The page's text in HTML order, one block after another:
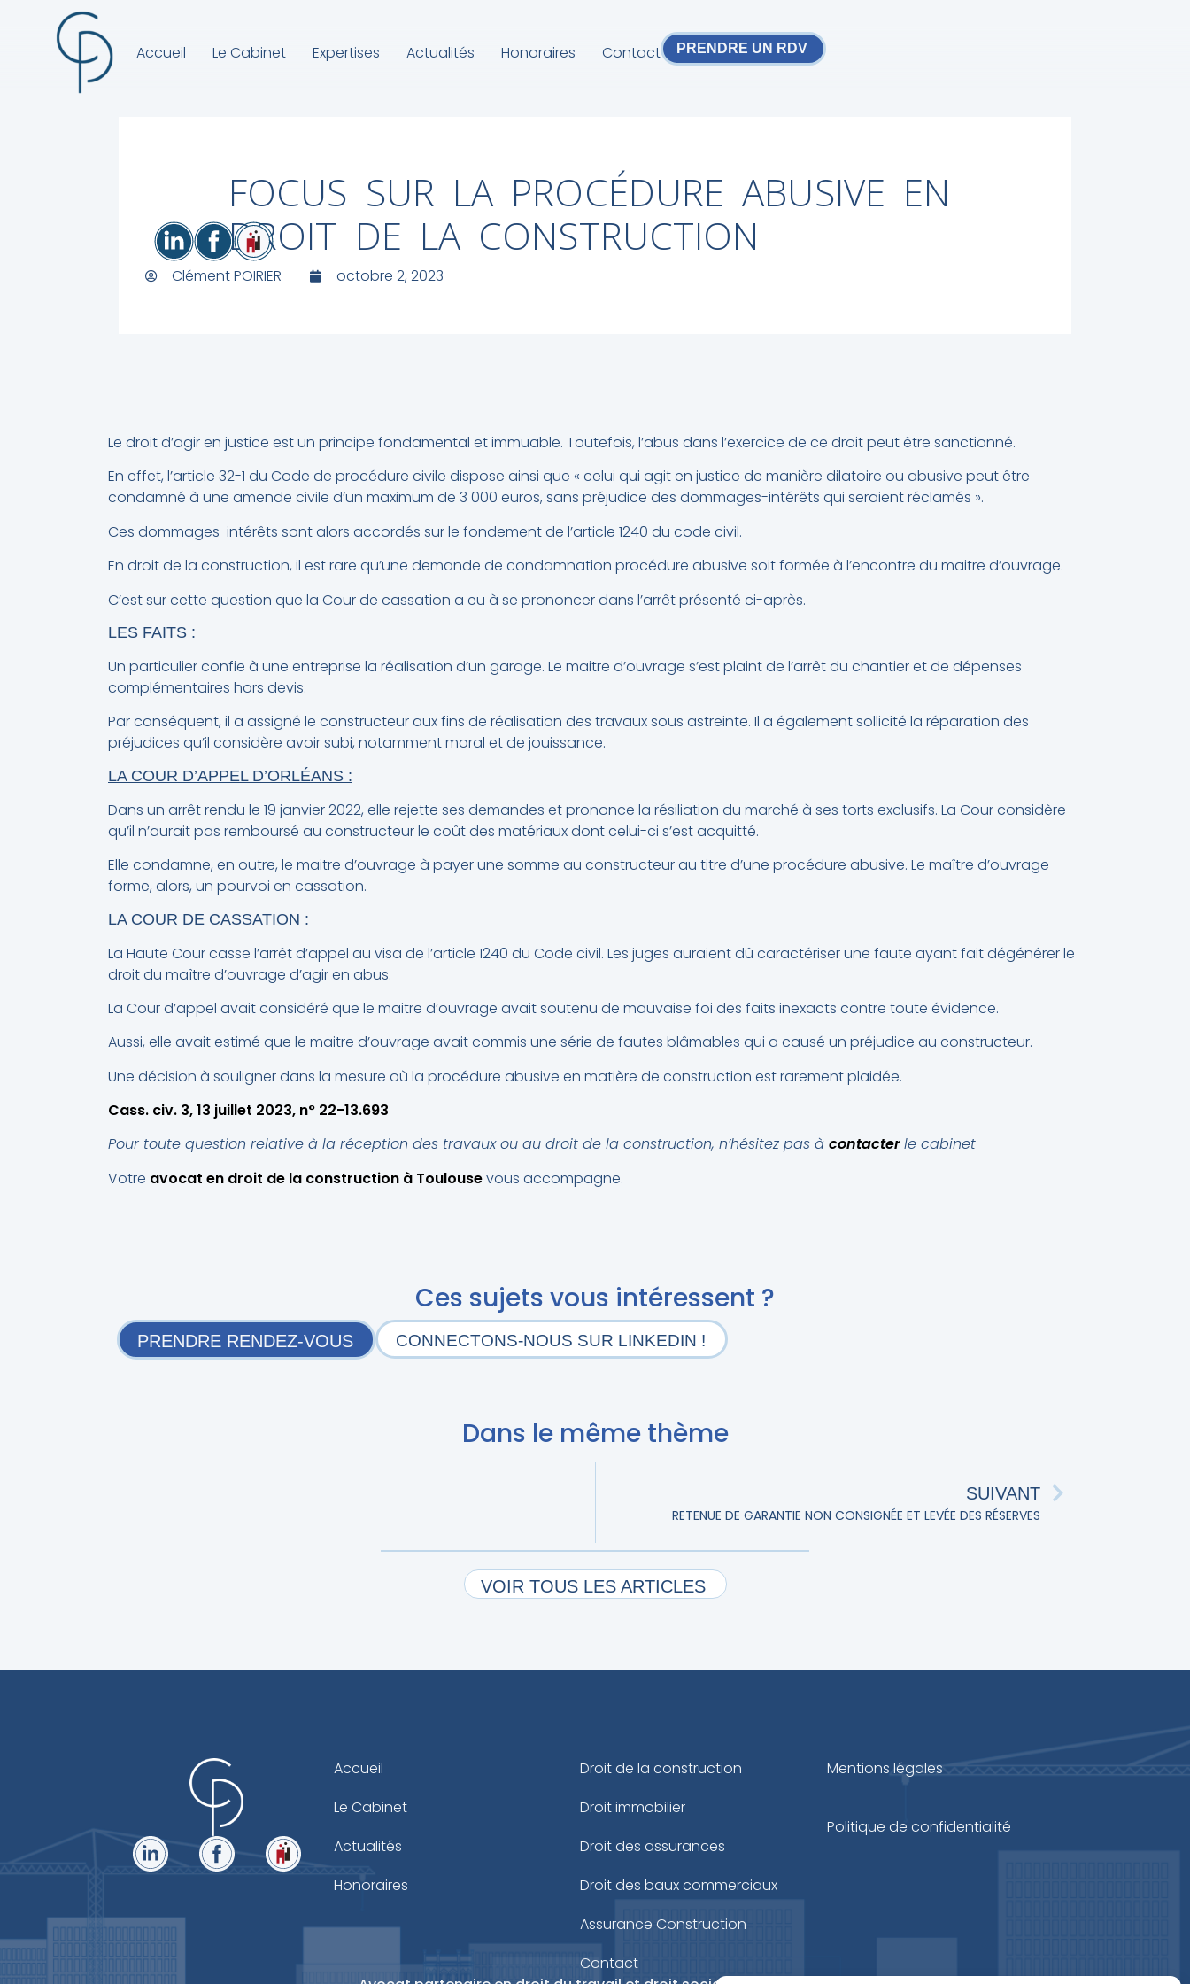
Accueil Le Cabinet Expertises Actualités Honoraires Contact PRENDRE UN RDV
FOCUS SUR LA PROCÉDURE ABUSIVE EN
DROIT DE LA CONSTRUCTION
Clément POIRIER octobre 2, 2023
Le droit d’agir en justice est un principe fondamental et immuable. Toutefois, l’abus dans l’exercice de ce droit peut être sanctionné.
En effet, l’article 32-1 du Code de procédure civile dispose ainsi que « celui qui agit en justice de manière dilatoire ou abusive peut être
condamné à une amende civile d’un maximum de 3 000 euros, sans préjudice des dommages-intérêts qui seraient réclamés ».
Ces dommages-intérêts sont alors accordés sur le fondement de l’article 1240 du code civil.
En droit de la construction, il est rare qu’une demande de condamnation procédure abusive soit formée à l’encontre du maitre d’ouvrage.
C’est sur cette question que la Cour de cassation a eu à se prononcer dans l’arrêt présenté ci-après.
LES FAITS :
Un particulier confie à une entreprise la réalisation d’un garage. Le maitre d’ouvrage s’est plaint de l’arrêt du chantier et de dépenses
complémentaires hors devis.
Par conséquent, il a assigné le constructeur aux fins de réalisation des travaux sous astreinte. Il a également sollicité la réparation des
préjudices qu’il considère avoir subi, notamment moral et de jouissance.
LA COUR D’APPEL D’ORLÉANS :
Dans un arrêt rendu le 19 janvier 2022, elle rejette ses demandes et prononce la résiliation du marché à ses torts exclusifs. La Cour considère
qu’il n’aurait pas remboursé au constructeur le coût des matériaux dont celui-ci s’est acquitté.
Elle condamne, en outre, le maitre d’ouvrage à payer une somme au constructeur au titre d’une procédure abusive. Le maître d’ouvrage
forme, alors, un pourvoi en cassation.
LA COUR DE CASSATION :
La Haute Cour casse l’arrêt d’appel au visa de l’article 1240 du Code civil. Les juges auraient dû caractériser une faute ayant fait dégénérer le
droit du maître d’ouvrage d’agir en abus.
La Cour d’appel avait considéré que le maitre d’ouvrage avait soutenu de mauvaise foi des faits inexacts contre toute évidence.
Aussi, elle avait estimé que le maitre d’ouvrage avait commis une série de fautes blâmables qui a causé un préjudice au constructeur.
Une décision à souligner dans la mesure où la procédure abusive en matière de construction est rarement plaidée.
Cass. civ. 3, 13 juillet 2023, n° 22-13.693
Pour toute question relative à la réception des travaux ou au droit de la construction, n’hésitez pas à contacterle cabinet
Votre avocat en droit de la construction à Toulousevous accompagne.
Ces sujets vous intéressent ?
PRENDRE RENDEZ-VOUS CONNECTONS-NOUS SUR LINKEDIN !
Dans le même thème
SUIVANT
RETENUE DE GARANTIE NON CONSIGNÉE ET LEVÉE DES RÉSERVES
VOIR TOUS LES ARTICLES
Accueil
Le Cabinet
Actualités
Honoraires
Droit de la construction
Droit immobilier
Droit des assurances
Droit des baux commerciaux
Assurance Construction
Contact
Mentions légales
Politique de confidentialité